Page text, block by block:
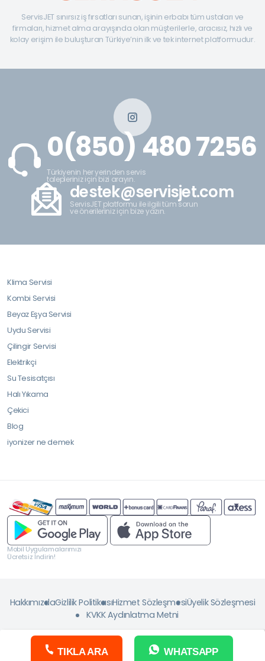
ServisJET sınırsız iş fırsatları sunan, işinin erbabı tüm ustaları ve
firmaları, hizmet alma arayışında olan müşterilerle, aracısız, hızlı ve
kolay erişim ile buluşturan Türkiye’nin ilk ve tek internet platformudur.
0(850) 480 7256
Türkiyenin her yerinden servis
talepleriniz için bizi arayın.
destek@servisjet.com
ServisJET platformu ile ilgili tüm sorun
ve önerileriniz için bize yazın.
Klima Servisi
Kombi Servisi
Beyaz Eşya Servisi
Uydu Servisi
Çilingir Servisi
Elektrikçi
Su Tesisatçısı
Halı Yıkama
Çekici
Blog
iyonizer ne demek
Mobil Uygulamalarımızı
Ücretsiz İndirin!
HakkımızdaGizlilik PolitikasıHizmet SözleşmesiÜyelik Sözleşmesi
KVKK Aydınlatma Metni
Copyright © 2026 ServisJET. Tüm Hakkı Saklıdır
TIKLA ARA WHATSAPP